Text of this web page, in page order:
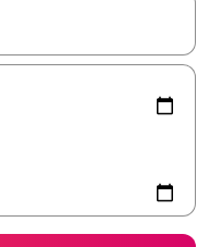
下箭頭，或輕點、滑動裝置。